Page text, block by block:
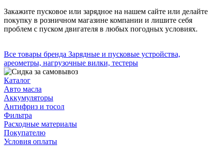
Закажите пусковое или зарядное на нашем сайте или делайте
покупку в розничном магазине компании и лишите себя
проблем с пуском двигателя в любых погодных условиях.
Все товары бренда Зарядные и пусковые устройства,
ареометры, нагрузочные вилки, тестеры
Каталог
Авто масла
Аккумуляторы
Антифриз и тосол
Фильтра
Расходные материалы
Покупателю
Условия оплаты